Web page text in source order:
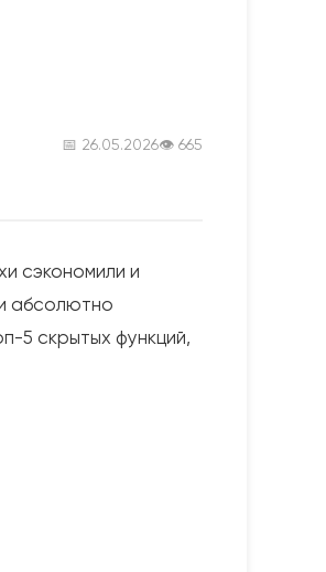
📅 26.05.2026👁 665
сэкономили и
абсолютно
5 скрытых функций,